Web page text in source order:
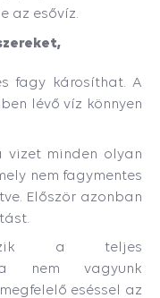
az esővíz.
,
fagy károsíthat. A
lévő víz könnyen
vizet minden olyan
nem fagymentes
Először azonban
a teljes
nem vagyunk
eséssel az